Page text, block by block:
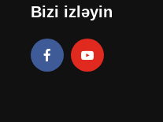
Bizi izləyin